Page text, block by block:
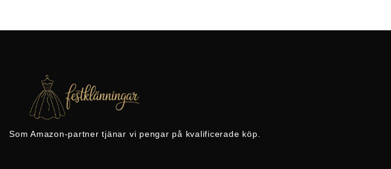
Som Amazon-partner tjänar vi pengar på kvalificerade köp.